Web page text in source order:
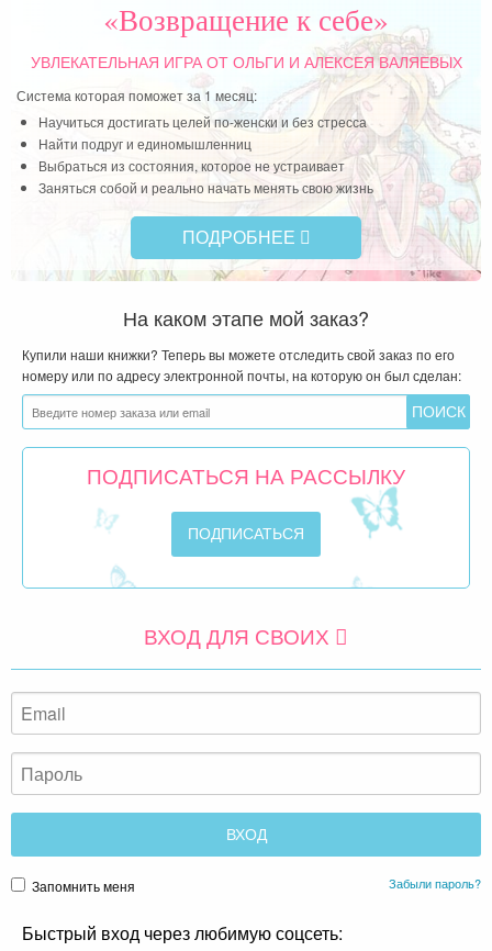
«Возвращение к себе»
УВЛЕКАТЕЛЬНАЯ ИГРАОТ ОЛЬГИ И АЛЕКСЕЯ ВАЛЯЕВЫХ
Система которая поможет за 1 месяц:
Научиться достигать целей по-женски и без стресса
Найти подруг и единомышленниц
Выбраться из состояния, которое не устраивает
Заняться собой и реально начать менять свою жизнь
ПОДРОБНЕЕ
На каком этапе мой заказ?
Купили наши книжки? Теперь вы можете отследить свой заказ по его
номеру или по адресу электронной почты, на которую он был сделан:
ПОДПИСАТЬСЯ НА РАССЫЛКУ
ВХОД ДЛЯ СВОИХ
Запомнить меня Забыли пароль?
Быстрый вход через любимую соцсеть: